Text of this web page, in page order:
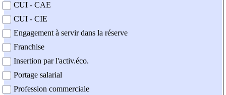
CUI - CAE
CUI - CIE
Engagement à servir dans la réserve
Franchise
Insertion par l'activ.éco.
Portage salarial
Profession commerciale